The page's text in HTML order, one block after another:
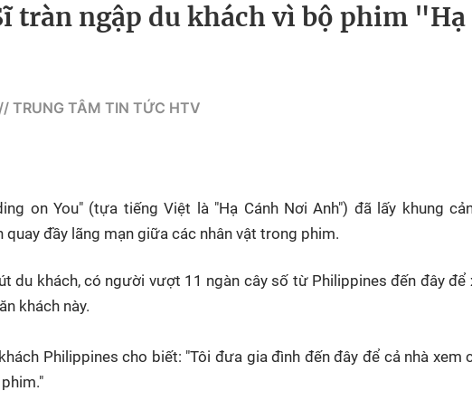
Phóng sự Khán giả HTV
phố không
Bé xem gì
Việt
show khác
Phim truyền hình
Phim tài liệu
Made By Vietnam
Ngày hội HTV
Innovation Fest
tràn ngập du khách vì bộ phim "Hạ
TRUNG TÂM TIN TỨC HTV
on You" (tựa tiếng Việt là "Hạ Cánh Nơi Anh") đã lấy khung
quay đầy lãng mạn giữa các nhân vật trong phim.
du khách, có người vượt 11 ngàn cây số từ Philippines đến đây để
khách này.
Philippines cho biết: "Tôi đưa gia đình đến đây để cả nhà xem